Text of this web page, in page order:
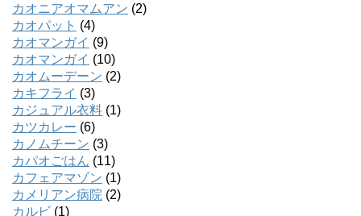
カオニアオマムアン (2)
カオパット (4)
カオマンガイ (9)
カオマンガイ (10)
カオムーデーン (2)
カキフライ (3)
カジュアル衣料 (1)
カツカレー (6)
カノムチーン (3)
カパオごはん (11)
カフェアマゾン (1)
カメリアン病院 (2)
カルビ (1)